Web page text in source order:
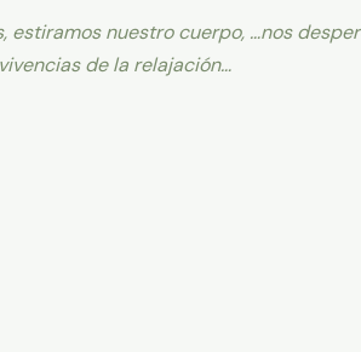
nuestro cuerpo, …nos
de la relajación…